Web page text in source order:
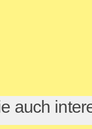
auch